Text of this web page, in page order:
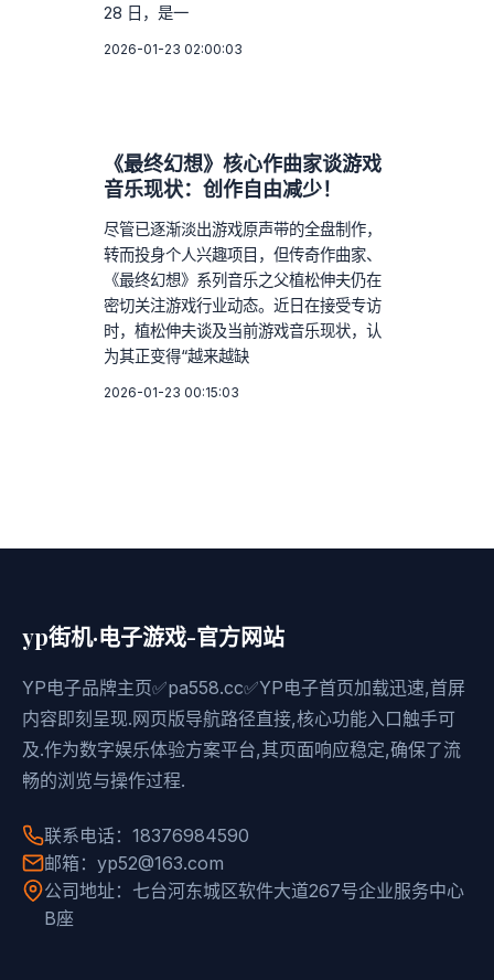
28 日，是一
2026-01-23 02:00:03
《最终幻想》核心作曲家谈游戏
音乐现状：创作自由减少！
尽管已逐渐淡出游戏原声带的全盘制作，
转而投身个人兴趣项目，但传奇作曲家、
《最终幻想》系列音乐之父植松伸夫仍在
密切关注游戏行业动态。近日在接受专访
时，植松伸夫谈及当前游戏音乐现状，认
为其正变得“越来越缺
2026-01-23 00:15:03
yp街机·电子游戏-官方网站
YP电子品牌主页✅pa558.cc✅YP电子首页加载迅速,首屏
内容即刻呈现.网页版导航路径直接,核心功能入口触手可
及.作为数字娱乐体验方案平台,其页面响应稳定,确保了流
畅的浏览与操作过程.
联系电话：18376984590
邮箱：yp52@163.com
公司地址：七台河东城区软件大道267号企业服务中心
B座